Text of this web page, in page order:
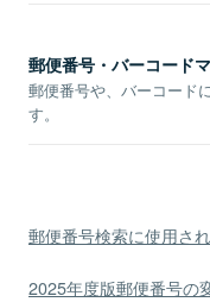
郵便番号・バーコード
郵便番号や、バーコード
す。
郵便番号検索に使用さ
2025年度版郵便番号の